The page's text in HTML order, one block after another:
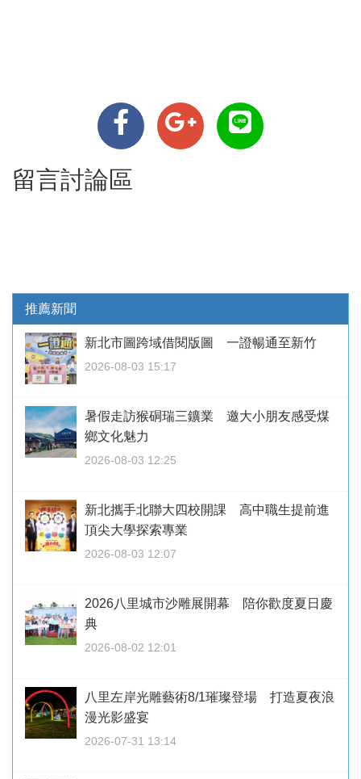
留言討論區
推薦新聞
新北市圖跨域借閱版圖 一證暢通至新竹
2026-08-03 15:17
暑假走訪猴硐瑞三鑛業 邀大小朋友感受煤
鄉文化魅力
2026-08-03 12:25
新北攜手北聯大四校開課 高中職生提前進
頂尖大學探索專業
2026-08-03 12:07
2026八里城市沙雕展開幕 陪你歡度夏日慶
典
2026-08-02 12:01
八里左岸光雕藝術8/1璀璨登場 打造夏夜浪
漫光影盛宴
2026-07-31 13:14